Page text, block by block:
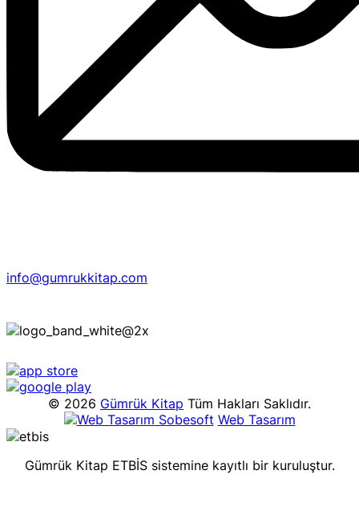
info@gumrukkitap.com
© 2026 Gümrük Kitap Tüm Hakları Saklıdır.
Sobesoft Web Tasarım
Gümrük Kitap ETBİS sistemine kayıtlı bir kuruluştur.